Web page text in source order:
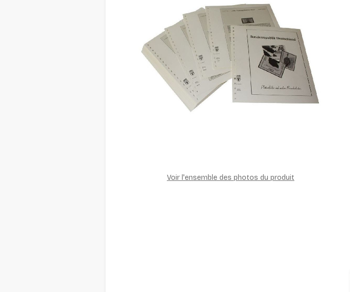
Voir l'ensemble des photos du produit